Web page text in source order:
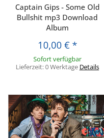
Captain Gips - Some Old
Bullshit mp3 Download
Album
10,00 € *
Sofort verfügbar
Lieferzeit:0 Werktage Details